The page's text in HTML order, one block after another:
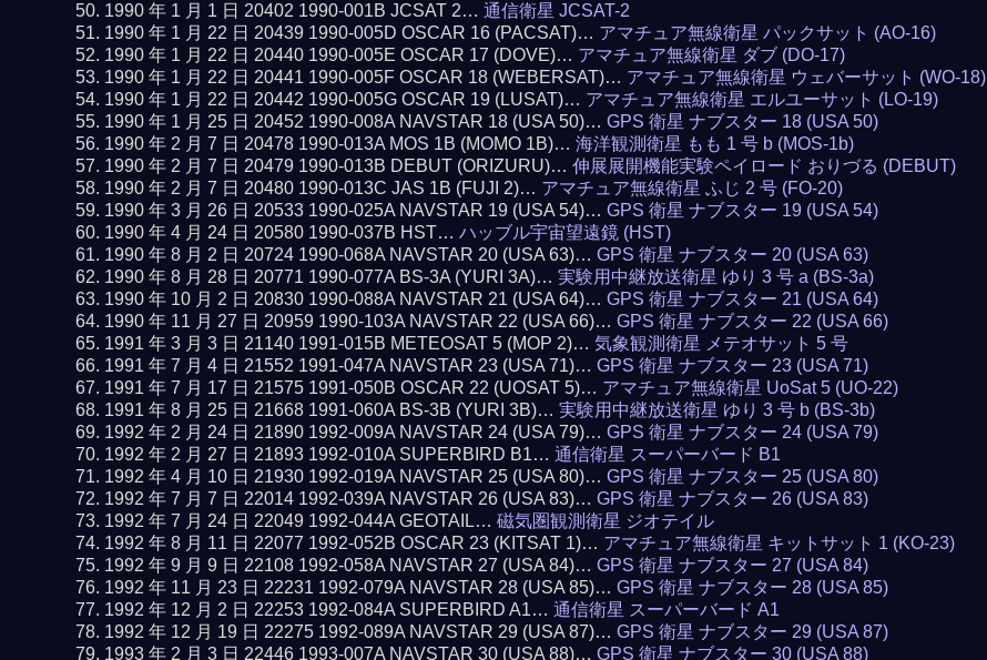
1990 年 1 月 1 日 20402 1990-001B JCSAT 2… 通信衛星 JCSAT-2
1990 年 1 月 22 日 20439 1990-005D OSCAR 16 (PACSAT)… アマチュア無線衛星 パックサット (AO-16)
1990 年 1 月 22 日 20440 1990-005E OSCAR 17 (DOVE)… アマチュア無線衛星 ダブ (DO-17)
1990 年 1 月 22 日 20441 1990-005F OSCAR 18 (WEBERSAT)… アマチュア無線衛星 ウェバーサット (WO-18)
1990 年 1 月 22 日 20442 1990-005G OSCAR 19 (LUSAT)… アマチュア無線衛星 エルユーサット (LO-19)
1990 年 1 月 25 日 20452 1990-008A NAVSTAR 18 (USA 50)… GPS 衛星 ナブスター 18 (USA 50)
1990 年 2 月 7 日 20478 1990-013A MOS 1B (MOMO 1B)… 海洋観測衛星 もも 1 号 b (MOS-1b)
1990 年 2 月 7 日 20479 1990-013B DEBUT (ORIZURU)… 伸展展開機能実験ペイロード おりづる (DEBUT)
1990 年 2 月 7 日 20480 1990-013C JAS 1B (FUJI 2)… アマチュア無線衛星 ふじ 2 号 (FO-20)
1990 年 3 月 26 日 20533 1990-025A NAVSTAR 19 (USA 54)… GPS 衛星 ナブスター 19 (USA 54)
1990 年 4 月 24 日 20580 1990-037B HST… ハッブル宇宙望遠鏡 (HST)
1990 年 8 月 2 日 20724 1990-068A NAVSTAR 20 (USA 63)… GPS 衛星 ナブスター 20 (USA 63)
1990 年 8 月 28 日 20771 1990-077A BS-3A (YURI 3A)… 実験用中継放送衛星 ゆり 3 号 a (BS-3a)
1990 年 10 月 2 日 20830 1990-088A NAVSTAR 21 (USA 64)… GPS 衛星 ナブスター 21 (USA 64)
1990 年 11 月 27 日 20959 1990-103A NAVSTAR 22 (USA 66)… GPS 衛星 ナブスター 22 (USA 66)
1991 年 3 月 3 日 21140 1991-015B METEOSAT 5 (MOP 2)… 気象観測衛星 メテオサット 5 号
1991 年 7 月 4 日 21552 1991-047A NAVSTAR 23 (USA 71)… GPS 衛星 ナブスター 23 (USA 71)
1991 年 7 月 17 日 21575 1991-050B OSCAR 22 (UOSAT 5)… アマチュア無線衛星 UoSat 5 (UO-22)
1991 年 8 月 25 日 21668 1991-060A BS-3B (YURI 3B)… 実験用中継放送衛星 ゆり 3 号 b (BS-3b)
1992 年 2 月 24 日 21890 1992-009A NAVSTAR 24 (USA 79)… GPS 衛星 ナブスター 24 (USA 79)
1992 年 2 月 27 日 21893 1992-010A SUPERBIRD B1… 通信衛星 スーパーバード B1
1992 年 4 月 10 日 21930 1992-019A NAVSTAR 25 (USA 80)… GPS 衛星 ナブスター 25 (USA 80)
1992 年 7 月 7 日 22014 1992-039A NAVSTAR 26 (USA 83)… GPS 衛星 ナブスター 26 (USA 83)
1992 年 7 月 24 日 22049 1992-044A GEOTAIL… 磁気圏観測衛星 ジオテイル
1992 年 8 月 11 日 22077 1992-052B OSCAR 23 (KITSAT 1)… アマチュア無線衛星 キットサット 1 (KO-23)
1992 年 9 月 9 日 22108 1992-058A NAVSTAR 27 (USA 84)… GPS 衛星 ナブスター 27 (USA 84)
1992 年 11 月 23 日 22231 1992-079A NAVSTAR 28 (USA 85)… GPS 衛星 ナブスター 28 (USA 85)
1992 年 12 月 2 日 22253 1992-084A SUPERBIRD A1… 通信衛星 スーパーバード A1
1992 年 12 月 19 日 22275 1992-089A NAVSTAR 29 (USA 87)… GPS 衛星 ナブスター 29 (USA 87)
1993 年 2 月 3 日 22446 1993-007A NAVSTAR 30 (USA 88)… GPS 衛星 ナブスター 30 (USA 88)